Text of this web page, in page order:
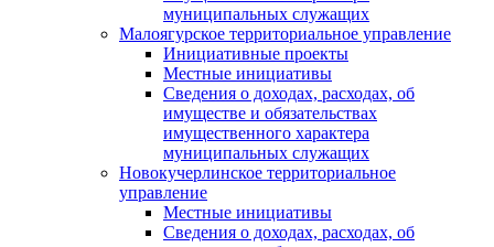
муниципальных служащих
Малоягурское территориальное управление
Инициативные проекты
Местные инициативы
Сведения о доходах, расходах, об
имуществе и обязательствах
имущественного характера
муниципальных служащих
Новокучерлинское территориальное
управление
Местные инициативы
Сведения о доходах, расходах, об